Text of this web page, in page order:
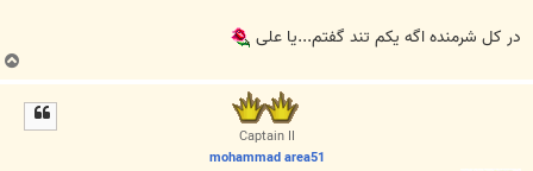
در کل شرمنده اگه یکم تند گفتم...یا علی
ب
ا
Captain II
mohammad area51